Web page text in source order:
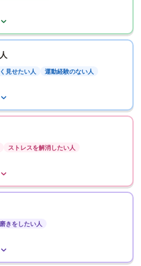
見せたい人 運動経験のない人
ストレスを解消したい人
きをしたい人